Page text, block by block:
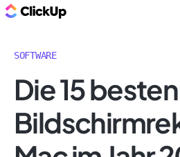
SOFTWARE
Die 15 besten